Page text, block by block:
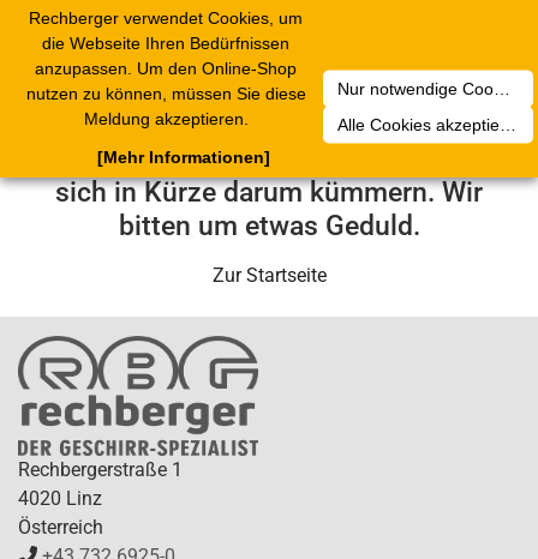
Rechberger verwendet Cookies, um
die Webseite Ihren Bedürfnissen
anzupassen. Um den Online-Shop
nutzen zu können, müssen Sie diese
Meldung akzeptieren.
Nur notwendige Cookies akzeptieren
Alle Cookies akzeptieren
[Mehr Informationen]
Leider ist ein technischer Fehler
aufgetreten. Unser Service-Team wird
sich in Kürze darum kümmern. Wir
bitten um etwas Geduld.
Zur Startseite
Rechbergerstraße 1
4020 Linz
Österreich